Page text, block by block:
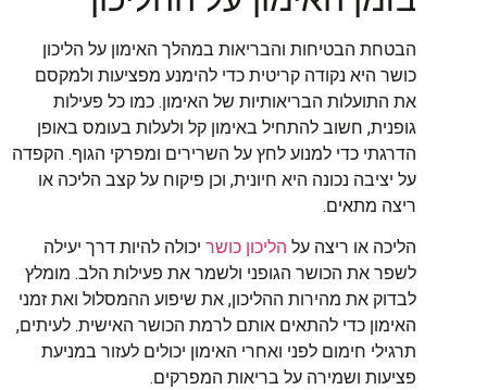
הבטחת הבטיחות והבריאות במהלך האימון על הליכון
כושר היא נקודה קריטית כדי להימנע מפציעות ולמקסם
את התועלות הבריאותיות של האימון. כמו כל פעילות
גופנית, חשוב להתחיל באימון קל ולעלות בעומס באופן
הדרגתי כדי למנוע לחץ על השרירים ומפרקי הגוף. הקפדה
על יציבה נכונה היא חיונית, וכן פיקוח על קצב הליכה או
ריצה מתאים.
הליכה או ריצה על הליכון כושר יכולה להיות דרך יעילה
לשפר את הכושר הגופני ולשמר את פעילות הלב. מומלץ
לבדוק את מהירות ההליכון, את שיפוע ההמסלול ואת זמני
האימון כדי להתאים אותם לרמת הכושר האישית. לעיתים,
תרגילי חימום לפני ואחרי האימון יכולים לעזור במניעת
פציעות ושמירה על בריאות המפרקים.